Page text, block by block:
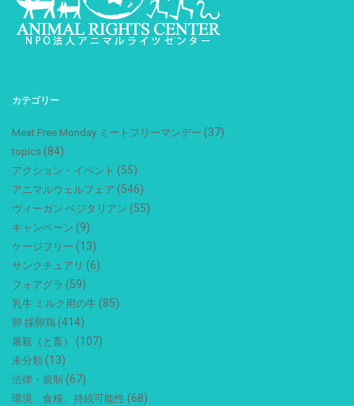
カテゴリー
Meat Free Monday ミートフリーマンデー (37)
topics (84)
アクション・イベント (55)
アニマルウェルフェア (546)
ヴィーガン ベジタリアン (55)
キャンペーン (9)
ケージフリー (13)
サンクチュアリ (6)
フォアグラ (59)
乳牛 ミルク用の牛 (85)
卵 採卵鶏 (414)
屠殺（と畜） (107)
未分類 (13)
法律・規制 (67)
環境、食糧、持続可能性 (68)